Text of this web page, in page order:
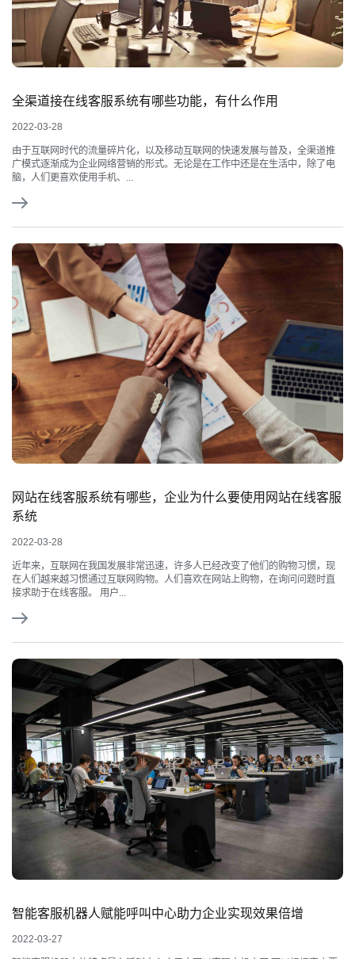
全渠道接在线客服系统有哪些功能，有什么作用
2022-03-28
由于互联网时代的流量碎片化，以及移动互联网的快速发展与普及，全渠道推
广模式逐渐成为企业网络营销的形式。无论是在工作中还是在生活中，除了电
脑，人们更喜欢使用手机、...
网站在线客服系统有哪些，企业为什么要使用网站在线客服
系统
2022-03-28
近年来，互联网在我国发展非常迅速，许多人已经改变了他们的购物习惯，现
在人们越来越习惯通过互联网购物。人们喜欢在网站上购物，在询问问题时直
接求助于在线客服。 用户...
智能客服机器人赋能呼叫中心助力企业实现效果倍增
2022-03-27